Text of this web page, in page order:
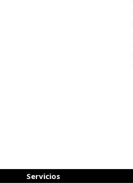
Servicios